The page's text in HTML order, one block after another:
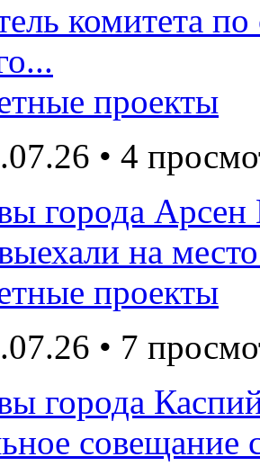
комитета
проекты
• 4
города
на
проекты
• 7
города
совещание